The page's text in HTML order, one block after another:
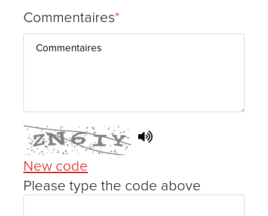
Commentaires
New code
Please type the code above